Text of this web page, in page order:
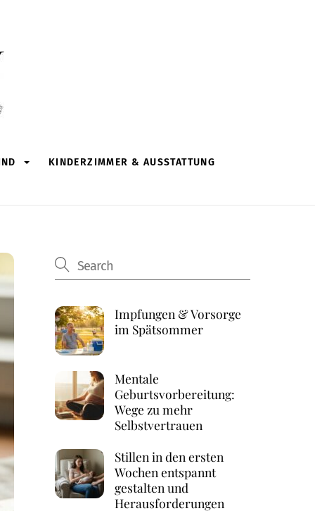
KINDERZIMMER & AUSSTATTUNG
Impfungen & Vorsorge
im Spätsommer
Mentale
Geburtsvorbereitung:
Wege zu mehr
Selbstvertrauen
Stillen in den ersten
Wochen entspannt
gestalten und
Herausforderungen